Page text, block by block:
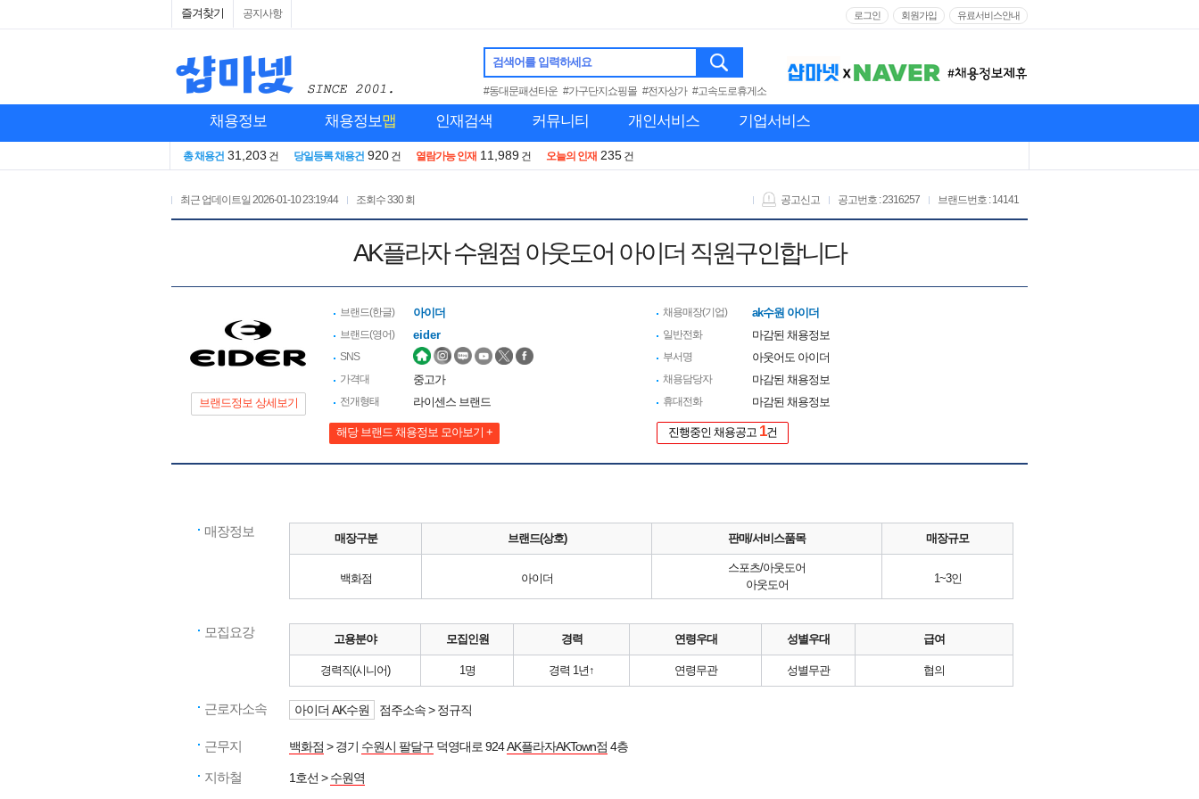
즐겨찾기 공지사항 로그인 회원가입 유료서비스안내
검색어를 입력하세요
#동대문패션타운 #가구단지쇼핑몰 #전자상가 #고속도로휴게소
채용정보 채용정보맵 인재검색 커뮤니티 개인서비스 기업서비스
총 채용건 31,203 건 당일등록 채용건 920 건 열람가능 인재 11,989 건 오늘의 인재 235 건
최근 업데이트일 2026-01-10 23:19:44 조회수330 회 브랜드번호 : 14141
공고번호 : 2316257
공고신고
AK플라자 수원점 아웃도어 아이더 직원구인합니다
브랜드정보 상세보기
브랜드(한글) 아이더
브랜드(영어) eider
SNS
가격대
중고가
전개형태 라이센스 브랜드
해당 브랜드 채용정보 모아보기 +
채용매장(기업) ak수원 아이더
일반전화 마감된 채용정보
부서명 아웃어도 아이더
채용담당자 마감된 채용정보
휴대전화 마감된 채용정보
진행중인 채용공고 1건
매장정보 매장구분 브랜드(상호) 판매/서비스품목 매장규모
백화점 아이더
스포츠/아웃도어
아웃도어
1~3인
모집요강 고용분야 모집인원 경력 연령우대 성별우대 급여
경력직(시니어) 1명 경력 1년↑ 연령무관 성별무관 협의
근로자소속 아이더 AK수원 점주소속 > 정규직
근무지 백화점 > 경기 수원시 팔달구 덕영대로 924AK플라자AKTown점 4층
지하철 1호선 >수원역